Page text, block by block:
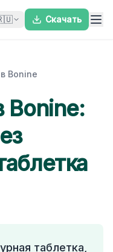
Скачать
Bonine
Bonine:
таблетка,